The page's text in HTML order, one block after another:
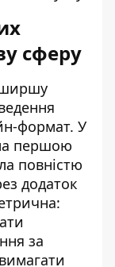
сферу
ширшу
формат. У
першою
повністю
додаток
за